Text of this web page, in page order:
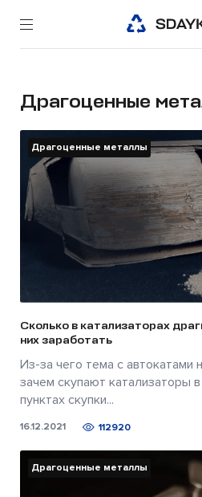
Драгоценные
Драгоценные металлы
Сколько в катализаторах
них заработать
Из-за чего тема с автокатами
зачем скупают катализаторы
пунктах скупки...
16.12.2021 112920
Драгоценные металлы